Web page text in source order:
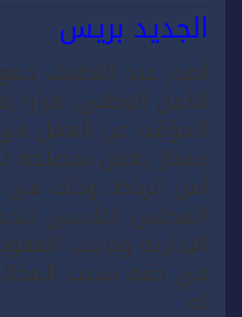
الجديد بريس
أصدر عبد اللطيف
للأمن الوطني،
المؤقت عن العمل
ممتاز يعمل بمصلحة
أمن الرباط، وذلك
المجلس التأديبي
الإدارية وترتيب
في حقه بسبب
له.